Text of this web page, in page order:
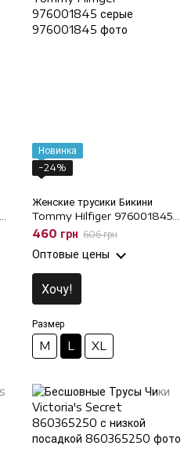
Новинка
−24%
Женские трусики Бикини
Tommy Hilfiger 976001845
серые, L
460 грн 606 грн
Оптовые цены
Хочу!
Размер
M L XL